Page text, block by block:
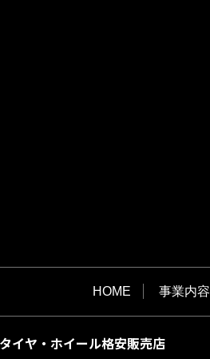
HOME 事業内容
イヤ・ホイール格安販売店